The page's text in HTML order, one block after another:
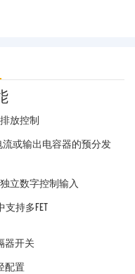
放控制
流或输出电容器的预分发
独立数字控制输入
持多FET
器开关
配置